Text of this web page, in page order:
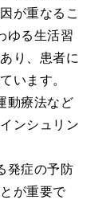
が重なるこ
ゆる生活習
り、患者に
います。
動療法など
ンシュリン
発症の予防
が重要で